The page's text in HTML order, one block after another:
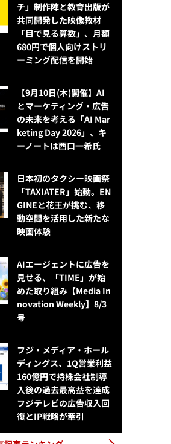
チ」制作陣と教育出版が
共同開発した映像教材
「目で見る算数」、月額
680円で個人向けストリ
ーミング配信を開始
【9月10日(木)開催】AI
とマーケティング・広告
の未来を考える「AI Mar
keting Day 2026」、キ
ーノートは西口一希氏
日本初のタクシー映画祭
「TAXIATER」始動。EN
GINEと花王が挑む、移
動空間を活用した新たな
映画体験
AIエージェントに広告を
見せる、「TIME」が始
めた取り組み【Media In
novation Weekly】8/3
号
フジ・メディア・ホール
ディングス、1Q営業利益
160億円で持株会社制導
入後の過去最高益を達成
フジテレビの広告収入回
復とIP戦略が牽引